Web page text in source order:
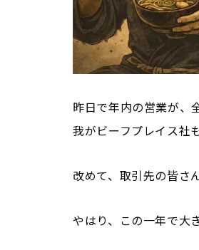
昨日で年内の営業が、
我がビーフプレイス社
改めて、取引先の皆さ
やはり、この一年で大